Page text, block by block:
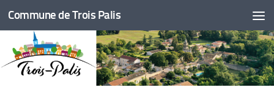
Skip to content
Commune de Trois Palis